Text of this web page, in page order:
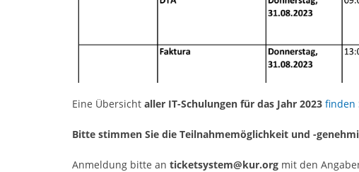
Eine Übersicht aller IT-Schulungen für das Jahr 2023 finden
Bitte stimmen Sie die Teilnahmemöglichkeit und -
Anmeldung bitte an ticketsystem@kur.org mit den